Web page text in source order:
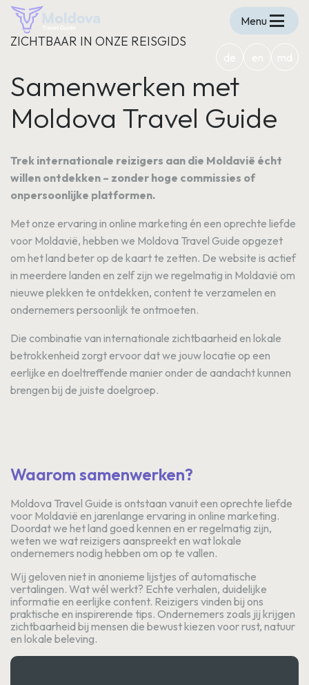
Menu
de en md
ZICHTBAAR IN ONZE REISGIDS
Samenwerken met
Moldova Travel Guide
Trek internationale reizigers aan die Moldavië écht
willen ontdekken – zonder hoge commissies of
onpersoonlijke platformen.
Met onze ervaring in online marketing én een oprechte liefde
voor Moldavië, hebben we Moldova Travel Guide opgezet
om het land beter op de kaart te zetten. De website is actief
in meerdere landen en zelf zijn we regelmatig in Moldavië om
nieuwe plekken te ontdekken, content te verzamelen en
ondernemers persoonlijk te ontmoeten.
Die combinatie van internationale zichtbaarheid en lokale
betrokkenheid zorgt ervoor dat we jouw locatie op een
eerlijke en doeltreffende manier onder de aandacht kunnen
brengen bij de juiste doelgroep.
Waarom samenwerken?
Moldova Travel Guide is ontstaan vanuit een oprechte liefde
voor Moldavië en jarenlange ervaring in online marketing.
Doordat we het land goed kennen en er regelmatig zijn,
weten we wat reizigers aanspreekt en wat lokale
ondernemers nodig hebben om op te vallen.
Wij geloven niet in anonieme lijstjes of automatische
vertalingen. Wat wél werkt? Echte verhalen, duidelijke
informatie en eerlijke content. Reizigers vinden bij ons
praktische en inspirerende tips. Ondernemers zoals jij krijgen
zichtbaarheid bij mensen die bewust kiezen voor rust, natuur
en lokale beleving.